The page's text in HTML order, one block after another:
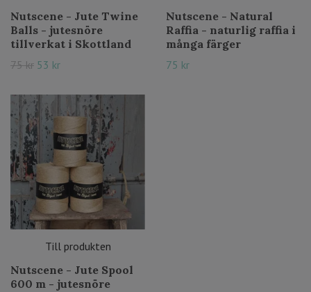
Nutscene - Jute Twine
Balls - jutesnöre
tillverkat i Skottland
75 kr 53 kr
Nutscene - Natural
Raffia - naturlig raffia i
många färger
75 kr
Till produkten
Nutscene - Jute Spool
600 m - jutesnöre